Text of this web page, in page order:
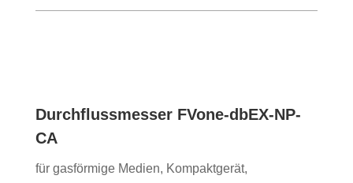
Durchflussmesser FVone-dbEX-NP-
CA
für gasförmige Medien, Kompaktgerät,